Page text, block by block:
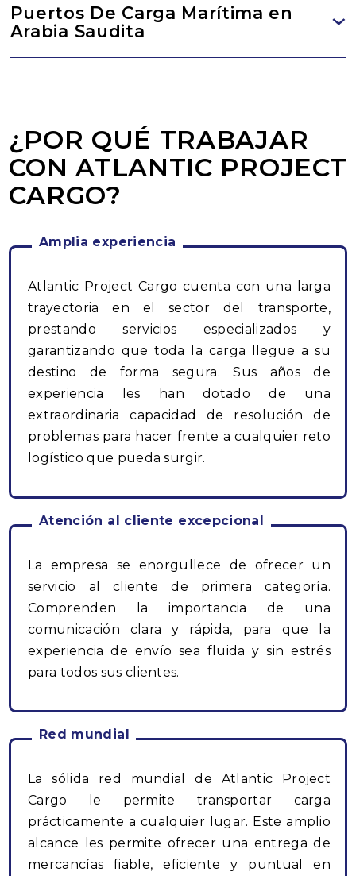
Puertos De Carga Marítima en
Arabia Saudita
¿POR QUÉ TRABAJAR
CON ATLANTIC PROJECT
CARGO?
Amplia experiencia
Atlantic Project Cargo cuenta con una larga
trayectoria en el sector del transporte,
prestando servicios especializados y
garantizando que toda la carga llegue a su
destino de forma segura. Sus años de
experiencia les han dotado de una
extraordinaria capacidad de resolución de
problemas para hacer frente a cualquier reto
logístico que pueda surgir.
Atención al cliente excepcional
La empresa se enorgullece de ofrecer un
servicio al cliente de primera categoría.
Comprenden la importancia de una
comunicación clara y rápida, para que la
experiencia de envío sea fluida y sin estrés
para todos sus clientes.
Red mundial
La sólida red mundial de Atlantic Project
Cargo le permite transportar carga
prácticamente a cualquier lugar. Este amplio
alcance les permite ofrecer una entrega de
mercancías fiable, eficiente y puntual en